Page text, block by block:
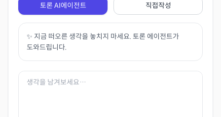
토론 AI에이전트 직접작성
✨ 지금 떠오른 생각을 놓치지 마세요. 토론 에이전트가
도와드립니다.